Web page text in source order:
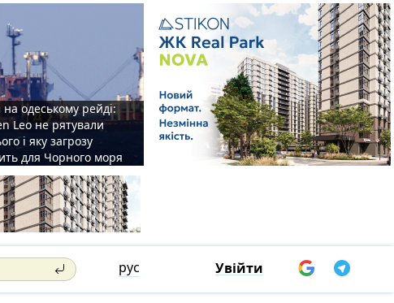
одеському рейді:
Leo не рятували
і яку загрозу
для Чорного моря
рус Увійти